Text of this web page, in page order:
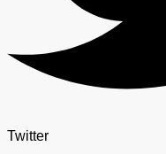
Twitter